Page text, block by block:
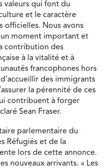
valeurs qui font du
et le caractère
officielles. Nous avons
moment important et
contribution des
à la vitalité et à
francophones hors
des immigrants
la pérennité de ces
contribuent à forger
Sean Fraser.
parlementaire du
Réfugiés et de la
lors de cette annonce.
nouveaux arrivants. « Les